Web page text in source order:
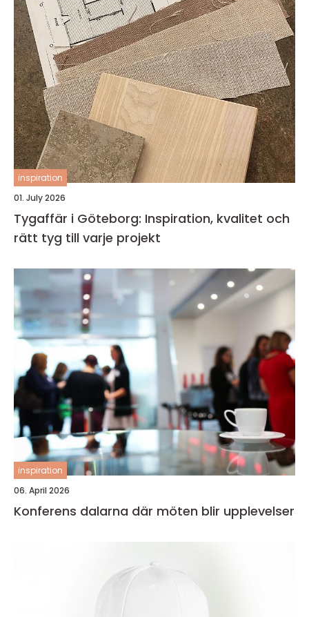
inspiration
01. July 2026
Tygaffär i Göteborg: Inspiration, kvalitet och
rätt tyg till varje projekt
inspiration
06. April 2026
Konferens dalarna där möten blir upplevelser